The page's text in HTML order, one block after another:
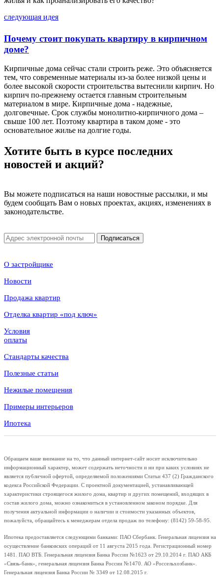
следующая идея
Почему стоит покупать квартиру в кирпичном
доме?
Кирпичные дома сейчас стали строить реже. Это объясняется
тем, что современные материалы из-за более низкой цены и
более высокой скорости строительства вытеснили кирпич. Но
кирпич по-прежнему остается главным строительным
материалом в мире. Кирпичные дома - надежные,
долговечные. Срок службы монолитно-кирпичного дома –
свыше 100 лет. Поэтому квартира в таком доме - это
основательное жилье на долгие годы.
Хотите быть в курсе последних
новостей и акций?
Вы можете подписаться на наши новостные рассылки, и мы
будем сообщать Вам о новых проектах, акциях, изменениях в
законодательстве.
Подписаться
О застройщике
Новости
Продажа квартир
Отделка квартир «под ключ»
Условия
оплаты
Стандарты качества
Полезные статьи
Нежилые помещения
Примеры интерьеров
Ипотека
Обращаем ваше внимание на то, что данный интернет-сайт носит исключительно
информационный характер, может содержать неточности и ни при каких условиях не
является публичной офертой, определяемой положениями Статьи 437 (2) Гражданского
кодекса Российской Федерации. С проектной документацией, устанавливающей
характеристики строящегося жилого дома, квартир и других помещений, входящих в
состав жилого дома, можно ознакомиться в установленном законом порядке. Для
получения актуальной информации о наличии и стоимости указанных объектов,
пожалуйста, обращайтесь к менеджерам отдела продаж по телефону: (8142) 59-58-95.
Ипотека предоставляется следующими банками: ПАО Сбербанк. Генеральная лицензия на
осуществление банковских операций от 11 августа 2015 года. Регистрационный номер
1481. ПАО ВТБ. Генеральная лицензия Банка России №1623 от 29.10.2014 г. ПАО АКБ
«Связь-банк», генеральная лицензия Банка России №1470. АО «Россельхозбанк».
Генеральная лицензия Банка России № 3349 от 12.08.2015 г.